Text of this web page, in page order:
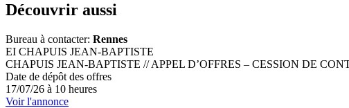
Découvrir aussi
Bureau à contacter: Rennes
EI CHAPUIS JEAN-BAPTISTE
CHAPUIS JEAN-BAPTISTE // APPEL D’OFFRES – CESSION DE
Date de dépôt des offres
17/07/26 à 10 heures
Voir l'annonce